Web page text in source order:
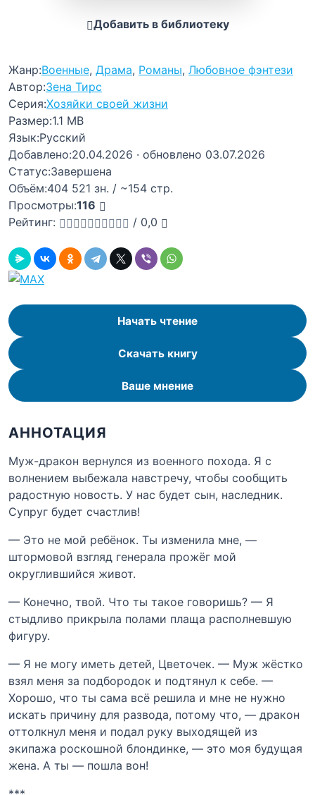
Добавить в библиотеку
Жанр:Военные, Драма, Романы, Любовное фэнтези
Автор:Зена Тирс
Серия:Хозяйки своей жизни
Размер:1.1 MB
Язык:Русский
Добавлено:20.04.2026 · обновлено 03.07.2026
Статус:Завершена
Объём:404 521 зн. / ~154 стр.
Просмотры:116
Рейтинг:
/ 0,0
Начать чтение
Скачать книгу
Ваше мнение
АННОТАЦИЯ
Муж-дракон вернулся из военного похода. Я с
волнением выбежала навстречу, чтобы сообщить
радостную новость. У нас будет сын, наследник.
Супруг будет счастлив!
— Это не мой ребёнок. Ты изменила мне, —
штормовой взгляд генерала прожёг мой
округлившийся живот.
— Конечно, твой. Что ты такое говоришь? — Я
стыдливо прикрыла полами плаща располневшую
фигуру.
— Я не могу иметь детей, Цветочек. — Муж жёстко
взял меня за подбородок и подтянул к себе. —
Хорошо, что ты сама всё решила и мне не нужно
искать причину для развода, потому что, — дракон
оттолкнул меня и подал руку выходящей из
экипажа роскошной блондинке, — это моя будущая
жена. А ты — пошла вон!